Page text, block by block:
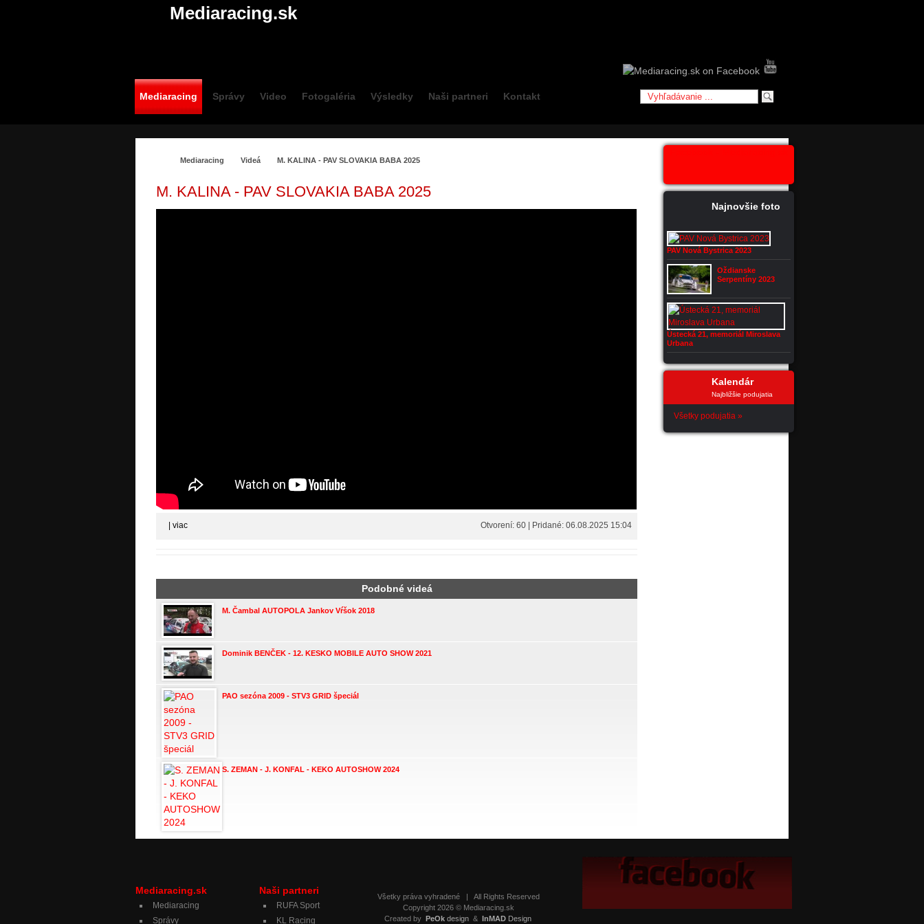
Mediaracing.sk
Mediaracing Správy Video Fotogaléria Výsledky Naši partneri Kontakt
Najnovšie foto
PAV Nová Bystrica 2023
Oždianske
Serpentíny 2023
Ústecká 21, memoriál Miroslava
Urbana
Kalendár
Najbližšie podujatia
Všetky podujatia »
Mediaracing Videá M. KALINA - PAV SLOVAKIA BABA 2025
M. KALINA - PAV SLOVAKIA BABA 2025
Otvorení: 60 | Pridané: 06.08.2025 15:04
viac
Podobné videá
M. Čambal AUTOPOLA Jankov Vŕšok 2018
Dominik BENČEK - 12. KESKO MOBILE AUTO SHOW 2021
PAO sezóna 2009 - STV3 GRID špeciál
S. ZEMAN - J. KONFAL - KEKO AUTOSHOW 2024
Mediaracing.sk
Mediaracing
Správy
Všetky práva vyhradené |
All Rights Reserved
Copyright 2026 © Mediaracing.sk
Created by PeOkdesign & InMADDesign
Naši partneri
RUFA Sport
KL Racing